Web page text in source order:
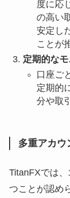
度に応
の高い
安定し
ことが
定期的な
口座ご
定期的
分や取
多重アカウ
TitanFXでは
つことが認め